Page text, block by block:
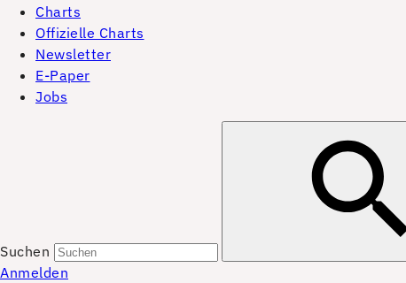
Charts
Offizielle Charts
Newsletter
E-Paper
Jobs
Suchen
Anmelden